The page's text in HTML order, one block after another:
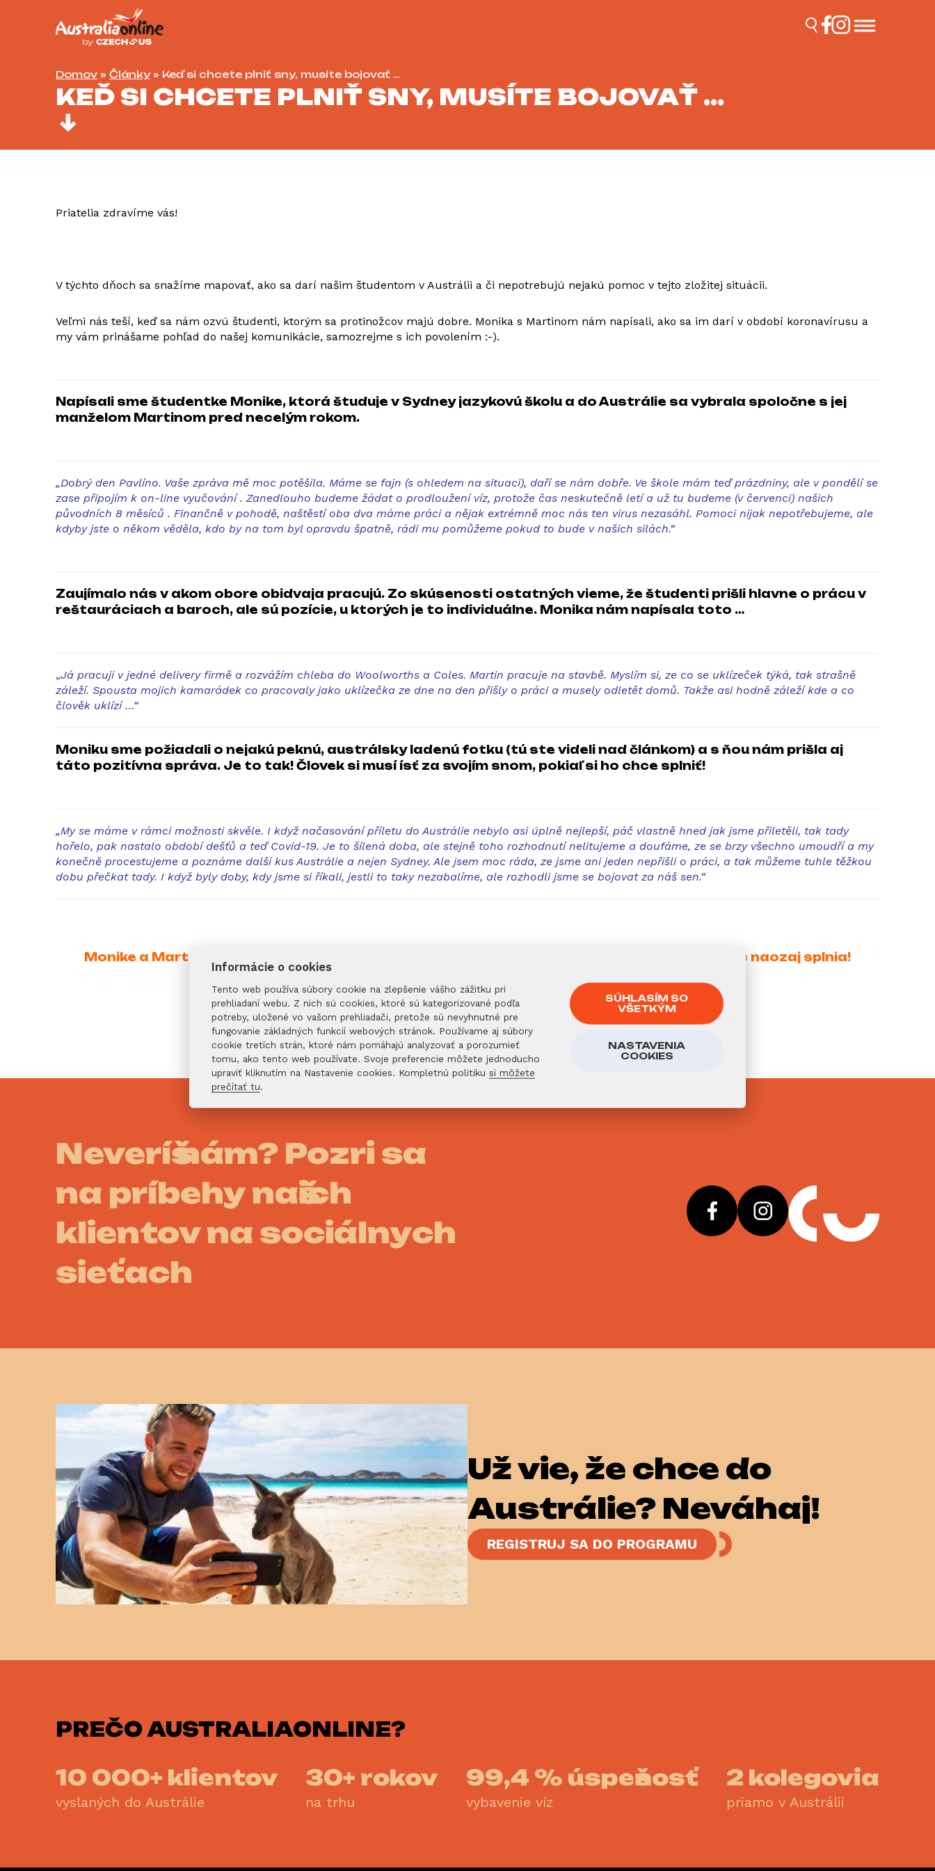
Domov » Články» Keď si chcete plniť sny, musíte bojovať …
KEĎ SI CHCETE PLNIŤ SNY, MUSÍTE BOJOVAŤ …
Priatelia zdravíme vás!
V týchto dňoch sa snažíme mapovať, ako sa darí našim študentom v Austrálii a či nepotrebujú nejakú pomoc v tejto zložitej situácii.
Veľmi nás teší, keď sa nám ozvú študenti, ktorým sa protinožcov majú dobre. Monika s Martinom nám napísali, ako sa im darí v období koronavírusu a
my vám prinášame pohľad do našej komunikácie, samozrejme s ich povolením :-).
Napísali sme študentke Monike, ktorá študuje v Sydney jazykovú školu a do Austrálie sa vybrala spoločne s jej
manželom Martinom pred necelým rokom.
„Dobrý den Pavlíno. Vaše zpráva mě moc potěšila. Máme se fajn (s ohledem na situaci), daří se nám dobře. Ve škole mám teď prázdniny, ale v pondělí se
zase připojím k on-line vyučování . Zanedlouho budeme žádat o prodloužení víz, protože čas neskutečně letí a už tu budeme (v červenci) našich
původních 8 měsíců . Finančně v pohodě, naštěstí oba dva máme práci a nějak extrémně moc nás ten virus nezasáhl. Pomoci nijak nepotřebujeme, ale
kdyby jste o někom věděla, kdo by na tom byl opravdu špatně, rádi mu pomůžeme pokud to bude v našich silách.“
Zaujímalo nás v akom obore obidvaja pracujú. Zo skúsenosti ostatných vieme, že študenti prišli hlavne o prácu v
reštauráciach a baroch, ale sú pozície, u ktorých je to individuálne. Monika nám napísala toto …
„Já pracuji v jedné delivery firmě a rozvážím chleba do Woolworths a Coles. Martin pracuje na stavbě. Myslím si, ze co se uklízeček týká, tak strašně
záleží. Spousta mojich kamarádek co pracovaly jako uklízečka ze dne na den přišly o práci a musely odletět domů. Takže asi hodně záleží kde a co
člověk uklízí …“
Moniku sme požiadali o nejakú peknú, austrálsky ladenú fotku (tú ste videli nad článkom) a s ňou nám prišla aj
táto pozitívna správa. Je to tak! Človek si musí ísť za svojím snom, pokiaľ si ho chce splniť!
„My se máme v rámci možnosti skvěle. I když načasování příletu do Austrálie nebylo asi úplně nejlepší, páč vlastně hned jak jsme přiletěli, tak tady
hořelo, pak nastalo období dešťů a teď Covid-19. Je to šílená doba, ale stejně toho rozhodnutí nelitujeme a doufáme, ze se brzy všechno umoudří a my
konečně procestujeme a poznáme další kus Austrálie a nejen Sydney. Ale jsem moc ráda, ze jsme ani jeden nepřišli o práci, a tak můžeme tuhle těžkou
dobu přečkat tady. I když byly doby, kdy jsme si říkali, jestli to taky nezabalíme, ale rozhodli jsme se bojovat za náš sen.“
Monike a Martinovi prajeme, aby im to vydržalo dúfame, že si svoj austrálsky sen nakoniec naozaj splnia!
Neveríš nám? Pozri sa
na príbehy našich
klientov na sociálnych
sieťach
Už vieš, že chceš do
Austrálie? Neváhaj!
REGISTRUJ SA DO PROGRAMU
PREČOAUSTRALIAONLINE?
10 000+ klientov
vyslaných do Austrálie
30+ rokov
na trhu
99,4 % úspešnosť
vybavenie víz
2 kolegovia
priamo v Austrálii
Informácie o cookies
Tento web používa súbory cookie na zlepšenie vášho zážitku pri
prehliadaní webu. Z nich sú cookies, ktoré sú kategorizované podľa
potreby, uložené vo vašom prehliadači, pretože sú nevyhnutné pre
fungovanie základných funkcií webových stránok. Používame aj súbory
cookie tretích strán, ktoré nám pomáhajú analyzovať a porozumieť
tomu, ako tento web používate. Svoje preferencie môžete jednoducho
upraviť kliknutím na Nastavenie cookies. Kompletnú politiku si môžete
prečítať tu.
SÚHLASÍM SO
VŠETKÝM
NASTAVENIA
COOKIES